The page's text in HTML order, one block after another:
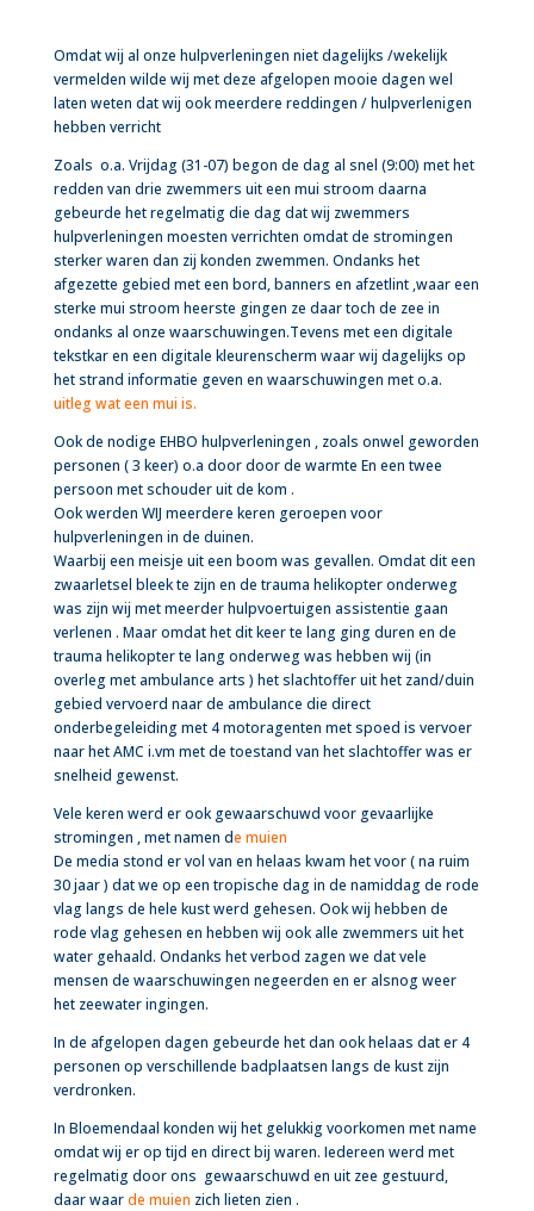
Omdat wij al onze hulpverleningen niet dagelijks /wekelijk
vermelden wilde wij met deze afgelopen mooie dagen wel
laten weten dat wij ook meerdere reddingen / hulpverlenigen
hebben verricht
Zoals o.a. Vrijdag (31-07) begon de dag al snel (9:00) met het
redden van drie zwemmers uit een mui stroom daarna
gebeurde het regelmatig die dag dat wij zwemmers
hulpverleningen moesten verrichten omdat de stromingen
sterker waren dan zij konden zwemmen. Ondanks het
afgezette gebied met een bord, banners en afzetlint ,waar een
sterke mui stroom heerste gingen ze daar toch de zee in
ondanks al onze waarschuwingen.Tevens met een digitale
tekstkar en een digitale kleurenscherm waar wij dagelijks op
het strand informatie geven en waarschuwingen met o.a.
uitleg wat een mui is.
Ook de nodige EHBO hulpverleningen , zoals onwel geworden
personen ( 3 keer) o.a door door de warmte En een twee
persoon met schouder uit de kom .
Ook werden WIJ meerdere keren geroepen voor
hulpverleningen in de duinen.
Waarbij een meisje uit een boom was gevallen. Omdat dit een
zwaarletsel bleek te zijn en de trauma helikopter onderweg
was zijn wij met meerder hulpvoertuigen assistentie gaan
verlenen . Maar omdat het dit keer te lang ging duren en de
trauma helikopter te lang onderweg was hebben wij (in
overleg met ambulance arts ) het slachtoffer uit het zand/duin
gebied vervoerd naar de ambulance die direct
onderbegeleiding met 4 motoragenten met spoed is vervoer
naar het AMC i.vm met de toestand van het slachtoffer was er
snelheid gewenst.
Vele keren werd er ook gewaarschuwd voor gevaarlijke
stromingen , met namen de muien
De media stond er vol van en helaas kwam het voor ( na ruim
30 jaar ) dat we op een tropische dag in de namiddag de rode
vlag langs de hele kust werd gehesen. Ook wij hebben de
rode vlag gehesen en hebben wij ook alle zwemmers uit het
water gehaald. Ondanks het verbod zagen we dat vele
mensen de waarschuwingen negeerden en er alsnog weer
het zeewater ingingen.
In de afgelopen dagen gebeurde het dan ook helaas dat er 4
personen op verschillende badplaatsen langs de kust zijn
verdronken.
In Bloemendaal konden wij het gelukkig voorkomen met name
omdat wij er op tijd en direct bij waren. Iedereen werd met
regelmatig door ons gewaarschuwd en uit zee gestuurd,
daar waarde muien zich lieten zien .